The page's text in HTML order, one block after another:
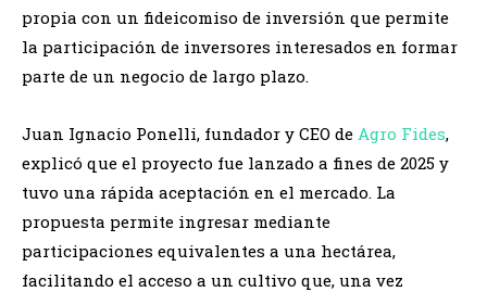
propia con un fideicomiso de inversión que permite
la participación de inversores interesados en formar
parte de un negocio de largo plazo.
Juan Ignacio Ponelli, fundador y CEO de Agro Fides,
explicó que el proyecto fue lanzado a fines de 2025 y
tuvo una rápida aceptación en el mercado. La
propuesta permite ingresar mediante
participaciones equivalentes a una hectárea,
facilitando el acceso a un cultivo que, una vez